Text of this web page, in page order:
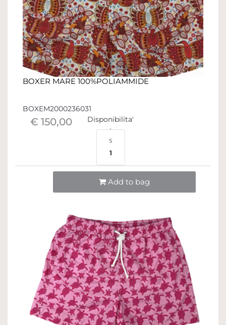
BOXER MARE 100%POLIAMMIDE
BOXEM2000236031
€ 150,00 Disponibilita'
S
1
Add to bag